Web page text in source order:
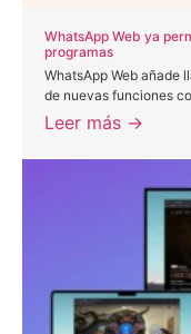
WhatsApp Web ya
programas
WhatsApp Web añade
de nuevas funciones
Leer más →